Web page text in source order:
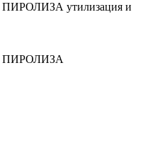
утилизация и